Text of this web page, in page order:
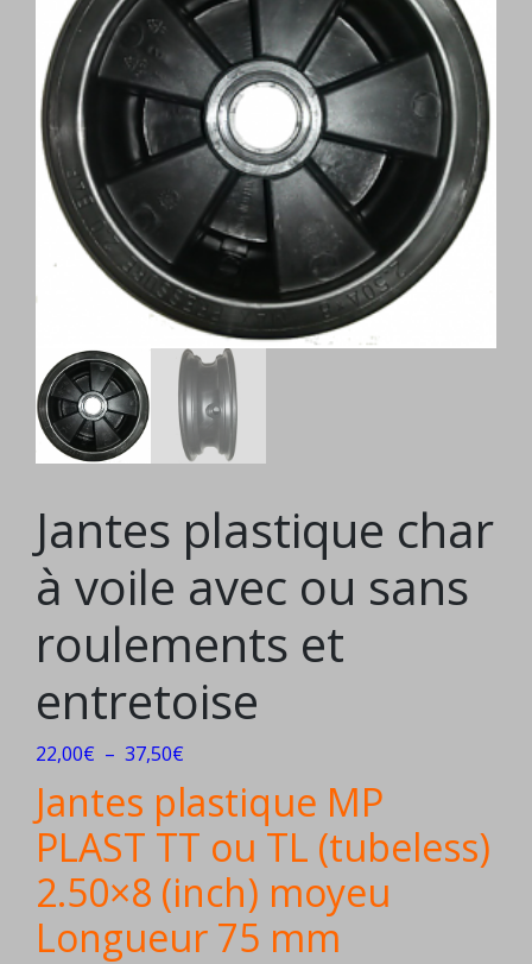
Jantes plastique char
à voile avec ou sans
roulements et
entretoise
22,00€ – 37,50€
de
prix :
22,00€
à
37,50€
Jantes plastique MP
PLAST TT ou TL (tubeless)
2.50×8 (inch) moyeu
Longueur 75 mm